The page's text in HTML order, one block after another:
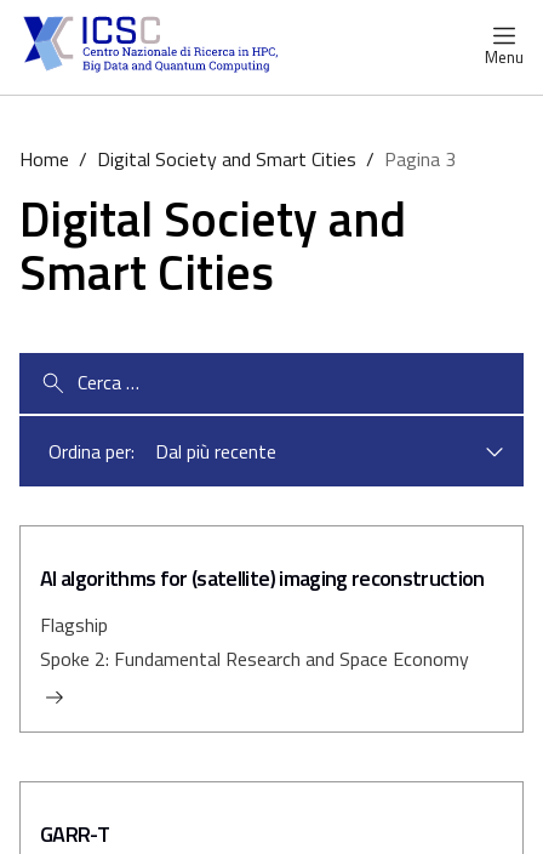
Menu
Home / Digital Society and Smart Cities / Pagina 3
Digital Society and
Smart Cities
Ricerca
per:
Ordina per:
AI algorithms for (satellite) imaging reconstruction
Flagship
Spoke 2: Fundamental Research and Space Economy
GARR-T